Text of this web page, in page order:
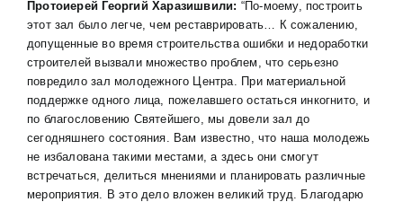
Протоиерей Георгий Харазишвили: “По-моему, построить
этот зал было легче, чем реставрировать… К сожалению,
допущенные во время строительства ошибки и недоработки
строителей вызвали множество проблем, что серьезно
повредило зал молодежного Центра. При материальной
поддержке одного лица, пожелавшего остаться инкогнито, и
по благословению Святейшего, мы довели зал до
сегодняшнего состояния. Вам известно, что наша молодежь
не избалована такими местами, а здесь они смогут
встречаться, делиться мнениями и планировать различные
мероприятия. В это дело вложен великий труд. Благодарю